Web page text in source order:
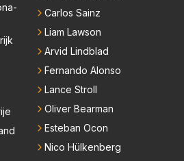
Carlos Sainz
Liam Lawson
Arvid Lindblad
Fernando Alonso
Lance Stroll
Oliver Bearman
Esteban Ocon
Nico Hülkenberg